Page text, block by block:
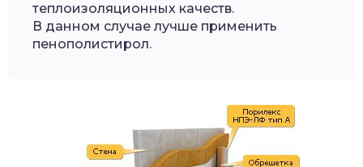
теплоизоляционных качеств.
В данном случае лучше применить
пенополистирол.